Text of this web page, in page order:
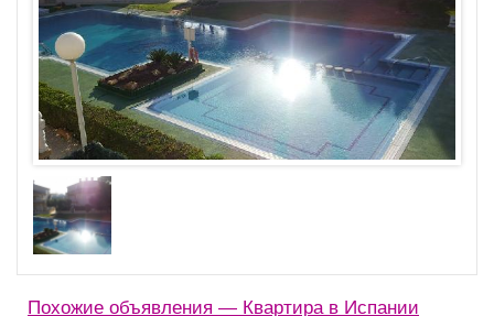
Похожие объявления — Квартира в Испании